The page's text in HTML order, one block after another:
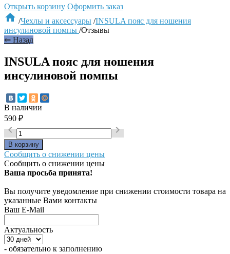
Открыть корзину Оформить заказ
 /Чехлы и аксессуары /INSULA пояс для ношения
инсулиновой помпы /Отзывы
⇐ Назад
INSULA пояс для ношения
инсулиновой помпы
В наличии
590 ₽
 
Сообщить о снижении цены
Сообщить о снижении цены
Ваша просьба принята!
Вы получите уведомление при снижении стоимости товара на
указанные Вами контакты
Ваш E-Mail
Актуальность
- обязательно к заполнению